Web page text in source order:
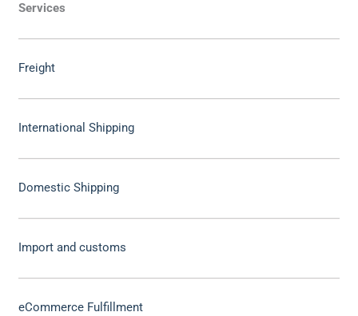
Services
Freight
International Shipping
Domestic Shipping
Import and customs
eCommerce Fulfillment